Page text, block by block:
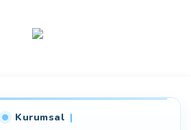
Kurumsal